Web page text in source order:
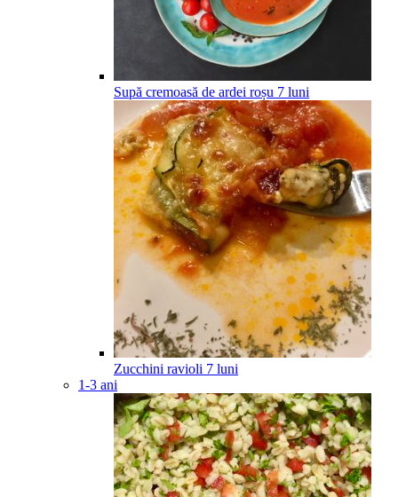
Supă cremoasă de ardei roșu 7 luni
Zucchini ravioli 7 luni
1-3 ani